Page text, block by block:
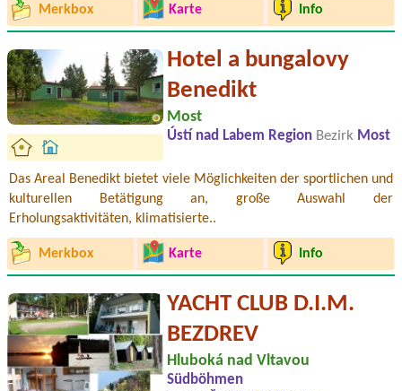
Merkbox Karte Info
Hotel a bungalovy
Benedikt
Most
Ústí nad Labem Region Bezirk Most
Das Areal Benedikt bietet viele Möglichkeiten der sportlichen und
kulturellen Betätigung an, große Auswahl der
Erholungsaktivitäten, klimatisierte..
Merkbox Karte Info
YACHT CLUB D.I.M.
BEZDREV
Hluboká nad Vltavou
Südböhmen